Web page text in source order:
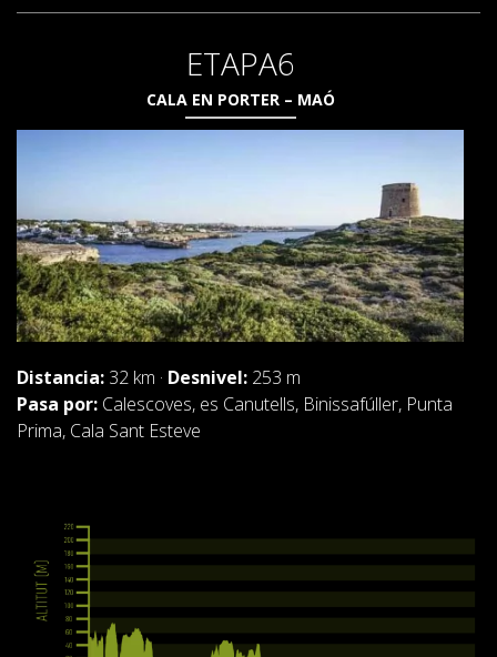
ETAPA6
CALA EN PORTER – MAÓ
Distancia: 32 km · Desnivel: 253 m
Pasa por: Calescoves, es Canutells, Binissafúller, Punta
Prima, Cala Sant Esteve